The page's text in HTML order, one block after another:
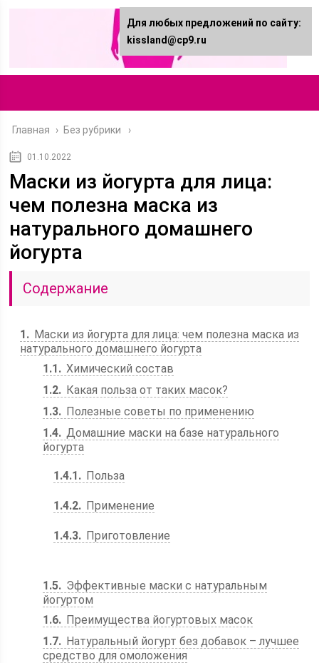
Главная › Без рубрики
01.10.2022
Маски из йогурта для лица:
чем полезна маска из
натурального домашнего
йогурта
Содержание
1
Маски из йогурта для лица: чем полезна маска из
натурального домашнего йогурта
1.1
Химический состав
1.2
Какая польза от таких масок?
1.3
Полезные советы по применению
1.4 Домашние маски на базе натурального
йогурта
1.4.1 Польза
1.4.2 Применение
1.4.3 Приготовление
1.5
Эффективные маски с натуральным
йогуртом
1.6
Преимущества йогуртовых масок
1.7
Натуральный йогурт без добавок – лучшее
средство для омоложения
Для любых предложений по сайту:
kissland@cp9.ru